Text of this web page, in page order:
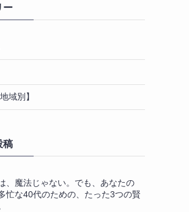
ー
域別】
稿
、魔法じゃない。でも、あなたの
忙な40代のための、たった3つの賢